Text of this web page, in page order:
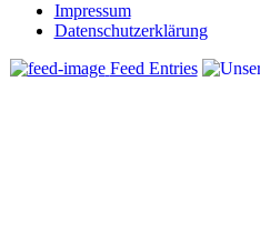
Impressum
Datenschutzerklärung
Feed Entries